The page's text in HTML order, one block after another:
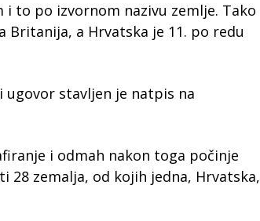
to po izvornom nazivu zemlje. Tako
Britanija, a Hrvatska je 11. po redu
stavljen je natpis na
i odmah nakon toga počinje
28 zemalja, od kojih jedna, Hrvatska,